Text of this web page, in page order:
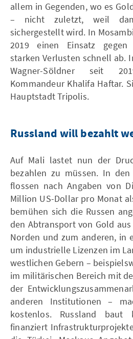
allem in Gegenden, wo es
– nicht zuletzt, weil
sichergestellt wird. In
2019 einen Einsatz gegen
starken Verlusten schnell ab.
Wagner-Söldner seit
Kommandeur Khalifa Haftar.
Hauptstadt Tripolis.
Russland will bezahlt
Auf Mali lastet nun der
bezahlen zu müssen. In
flossen nach Angaben von
Million US-Dollar pro Monat
bemühen sich die Russen
den Abtransport von Gold
Norden und zum anderen, in
um industrielle Lizenzen im
westlichen Gebern –
im militärischen Bereich mit
der
anderen Institutionen –
kostenlos. Russland baut
finanziert